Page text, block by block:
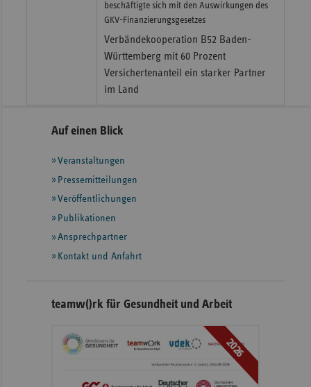
beschäftigte sich mit den Auswirkungen des
GKV-Finanzierungsgesetzes
Verbändekooperation B52 Baden-
Württemberg mit 60 Prozent
Versichertenanteil ein starker Partner
im Land
Seitennavigation
Seitenleiste
weiteren
Informationen
Auf einen Blick
Veranstaltungen
Pressemitteilungen
Veröffentlichungen
Publikationen
Ansprechpartner
Kontakt und Anfahrt
teamw()rk für Gesundheit und Arbeit
2026